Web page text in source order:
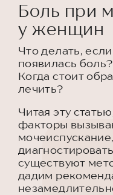
Боль при
у женщин
Что делать,
появилась
Когда стоит
лечить?
Читая эту
факторы
существуют
дадим